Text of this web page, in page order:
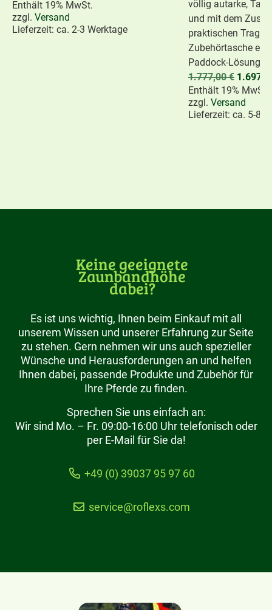
Enthält 19% MwSt.
zzgl. Versand
Lieferzeit: ca. 2-3 Werktage
völlig autarke,
und mit dem
praktischen
Zubehörtasche
Paddock-Lösung.
1.777,00€
Enthält 19% MwSt.
zzgl. Versand
Lieferzeit: ca. 5-8
Keine geeignete
Zaunbandhöhe
dabei?
Es ist uns wichtig, Ihnen beim Einkauf mit all
unserem Wissen und unserer Erfahrung zur Seite
zu stehen. Gern nehmen wir uns auch spezieller
Wünsche und Herausforderungen an und helfen
Ihnen dabei, passende Produkte und Zubehör für
Ihre Pferde zu finden.
Sprechen Sie uns einfach an:
Wir sind Mo. – Fr. 09:00-16:00 Uhr telefonisch oder
per E-Mail für Sie da!
+49 (0) 39037 95 97 60
service@roflexs.com